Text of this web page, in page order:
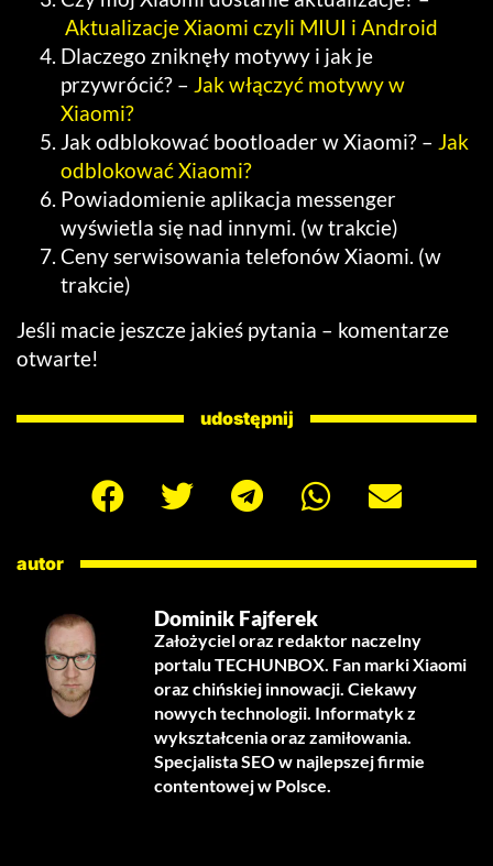
Aktualizacje Xiaomi czyli MIUI i Android
Dlaczego zniknęły motywy i jak je
przywrócić? – Jak włączyć motywy w
Xiaomi?
Jak odblokować bootloader w Xiaomi? – Jak
odblokować Xiaomi?
Powiadomienie aplikacja messenger
wyświetla się nad innymi. (w trakcie)
Ceny serwisowania telefonów Xiaomi. (w
trakcie)
Jeśli macie jeszcze jakieś pytania – komentarze
otwarte!
udostępnij
autor
Dominik Fajferek
Założyciel oraz redaktor naczelny
portalu TECHUNBOX. Fan marki Xiaomi
oraz chińskiej innowacji. Ciekawy
nowych technologii. Informatyk z
wykształcenia oraz zamiłowania.
Specjalista SEO w najlepszej firmie
contentowej w Polsce.